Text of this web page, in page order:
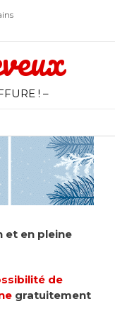
! –
et en pleine
de
gratuitement